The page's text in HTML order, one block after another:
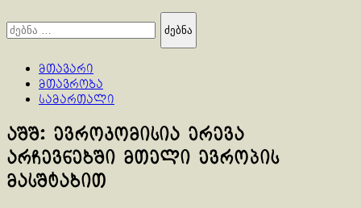
ძებნა:
მთავარი
მთავრობა
სამართალი
აშშ: ევროკომისია ერევა
არჩევნებში მთელი ევროპის
მასშტაბით